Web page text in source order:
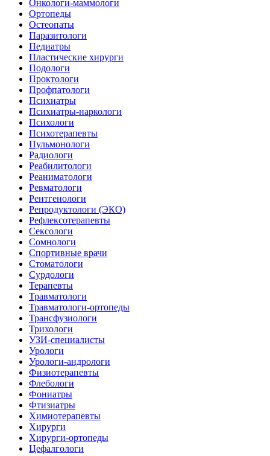
Онкологи-маммологи
Ортопеды
Остеопаты
Паразитологи
Педиатры
Пластические хирурги
Подологи
Проктологи
Профпатологи
Психиатры
Психиатры-наркологи
Психологи
Психотерапевты
Пульмонологи
Радиологи
Реабилитологи
Реаниматологи
Ревматологи
Рентгенологи
Репродуктологи (ЭКО)
Рефлексотерапевты
Сексологи
Сомнологи
Спортивные врачи
Стоматологи
Сурдологи
Терапевты
Травматологи
Травматологи-ортопеды
Трансфузиологи
Трихологи
УЗИ-специалисты
Урологи
Урологи-андрологи
Физиотерапевты
Флебологи
Фониатры
Фтизиатры
Химиотерапевты
Хирурги
Хирурги-ортопеды
Цефалгологи